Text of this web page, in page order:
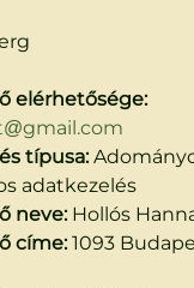
elérhetősége:
típusa:
adatkezelés
neve:Hollós
címe:1093